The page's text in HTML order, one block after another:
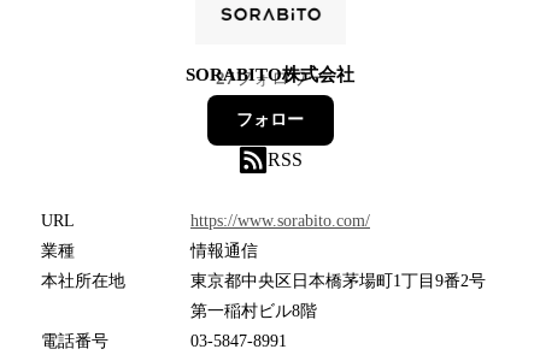
SORABITO株式会社
27フォロワー
フォロー
RSS
URL
https://www.sorabito.com/
業種
情報通信
本社所在地
東京都中央区日本橋茅場町1丁目9番2号
第一稲村ビル8階
電話番号
03-5847-8991